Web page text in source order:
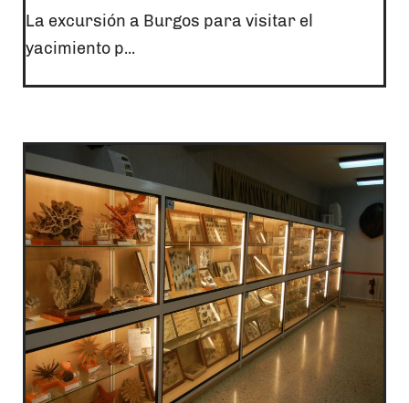
La excursión a Burgos para visitar el
yacimiento p...